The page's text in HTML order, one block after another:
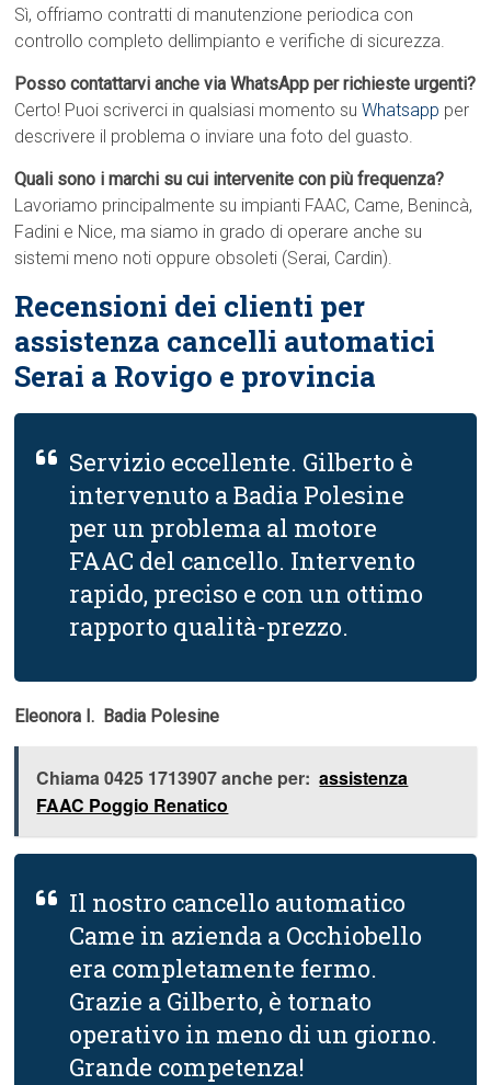
Sì, offriamo contratti di manutenzione periodica con
controllo completo dellimpianto e verifiche di sicurezza.
Posso contattarvi anche via WhatsApp per richieste urgenti?
Certo! Puoi scriverci in qualsiasi momento suWhatsapp per
descrivere il problema o inviare una foto del guasto.
Quali sono i marchi su cui intervenite con più frequenza?
Lavoriamo principalmente su impianti FAAC, Came, Benincà,
Fadini e Nice, ma siamo in grado di operare anche su
sistemi meno noti oppure obsoleti (Serai, Cardin).
Recensioni dei clienti per
assistenza cancelli automatici
Serai a Rovigo e provincia
Servizio eccellente. Gilberto è
intervenuto a Badia Polesine
per un problema al motore
FAAC del cancello. Intervento
rapido, preciso e con un ottimo
rapporto qualità-prezzo.
Eleonora I.  Badia Polesine
Chiama 0425 1713907 anche per: assistenza
FAAC Poggio Renatico
Il nostro cancello automatico
Came in azienda a Occhiobello
era completamente fermo.
Grazie a Gilberto, è tornato
operativo in meno di un giorno.
Grande competenza!